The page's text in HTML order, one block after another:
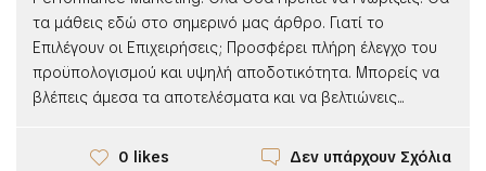
τα μάθεις εδώ στο σημερινό μας άρθρο. Γιατί το
Επιλέγουν οι Επιχειρήσεις; Προσφέρει πλήρη έλεγχο του
προϋπολογισμού και υψηλή αποδοτικότητα. Μπορείς να
βλέπεις άμεσα τα αποτελέσματα και να βελτιώνεις...
0 likes Δεν υπάρχουν Σχόλια